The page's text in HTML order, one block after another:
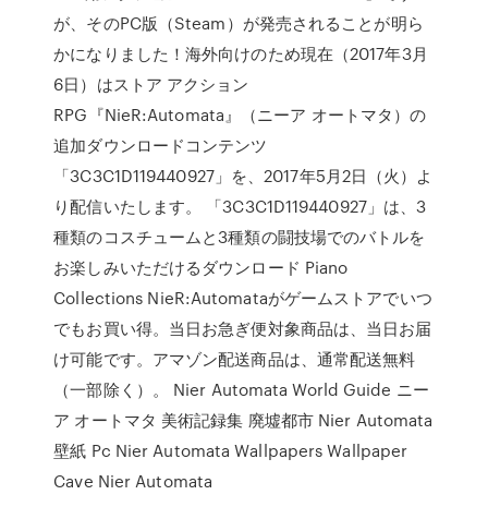
が、そのPC版（Steam）が発売されることが明ら
かになりました！海外向けのため現在（2017年3月
6日）はストア アクション
RPG『NieR:Automata』（ニーア オートマタ）の
追加ダウンロードコンテンツ
「3C3C1D119440927」を、2017年5月2日（火）よ
り配信いたします。 「3C3C1D119440927」は、3
種類のコスチュームと3種類の闘技場でのバトルを
お楽しみいただけるダウンロード Piano
Collections NieR:Automataがゲームストアでいつ
でもお買い得。当日お急ぎ便対象商品は、当日お届
け可能です。アマゾン配送商品は、通常配送無料
（一部除く）。 Nier Automata World Guide ニー
ア オートマタ 美術記録集 廃墟都市 Nier Automata
壁紙 Pc Nier Automata Wallpapers Wallpaper
Cave Nier Automata